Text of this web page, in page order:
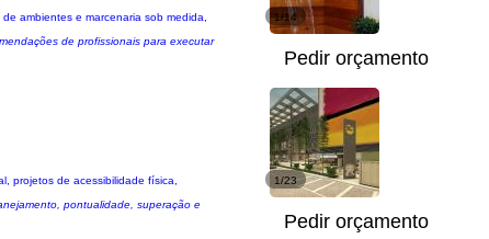
ambientes e marcenaria sob medida,
de profissionais para executar
1/14
Pedir orçamento
projetos de acessibilidade física,
pontualidade, superação e
1/23
Pedir orçamento